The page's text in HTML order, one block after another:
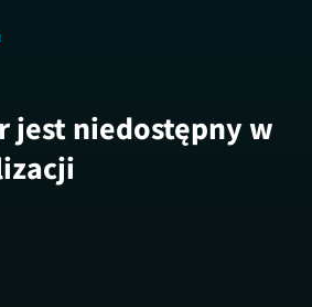
jest niedostępny w